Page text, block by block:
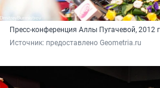
Пресс-конференция Аллы Пугачевой, 2012
Источник: предоставлено Geometria.ru